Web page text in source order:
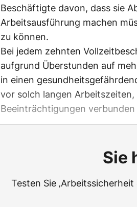
Beschäftigte davon, dass sie
Arbeitsausführung machen
zu können.
Bei jedem zehnten
aufgrund Überstunden auf
in einen
vor solch langen
Beeinträchtigungen verbunden
Sie
Testen Sie